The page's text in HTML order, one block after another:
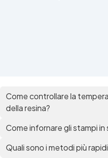
Come controllare la
della resina?
Come infornare gli stampi in
Quali sono i metodi più